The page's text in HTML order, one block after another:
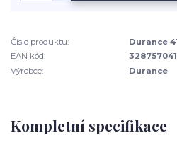
Číslo produktu:
Durance
EAN kód:
Výrobce:
Durance
Kompletní specifikace